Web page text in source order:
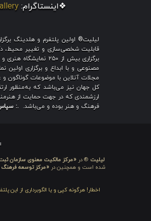
❖اینستاگرام:
لیلیت® اولین پلتفرم و هلدینگ
قابلیت شخصی‌سازی و تغییر محیط،
برگزاری بیش از
مصنوعی و با ابداع و برگزاری اولین
مجلات آنلاین با موضوعات گوناگون و
کل جهان نیز می‌باشد که به‌منظور
ارزشمندی که در جهت حمایت از
فرهنگ و هنر بوده و می‌باشد. .:
لیلیت ® در «مرکز مالکیت معنوی سازمان
شده است و همچنین در«مرکز توسعه فرهنگ
اخطار! هرگونه کپی و یا الگوبرداری از